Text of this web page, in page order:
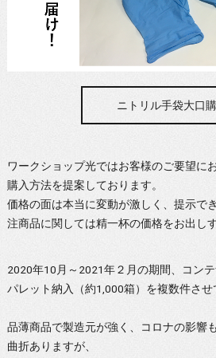
ニトリル手袋大口
ワークショップ光ではお客様のご要望に
購入方法を提案しております。
価格の面は本当に変動が激しく、提示で
注商品に関しては精一杯の価格をお出し
2020年10月～2021年２月の期間、コンテ
パレット納入（約1,000箱）を複数件させ
品薄商品で製造元が強く、コロナの影響
曲折ありますが、